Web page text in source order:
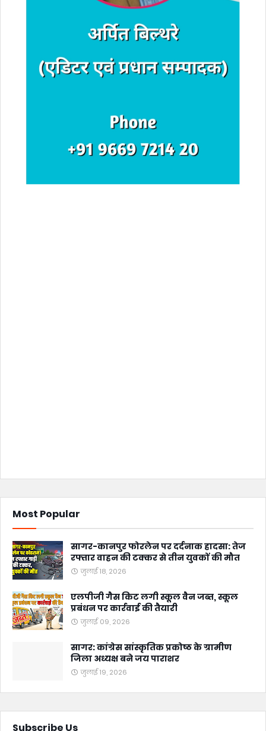
Most Popular
सागर-कानपुर फोरलेन पर दर्दनाक हादसा: तेज
रफ्तार वाहन की टक्कर से तीन युवकों की मौत
जुलाई 18, 2026
एलपीजी गैस किट लगी स्कूल वैन जब्त, स्कूल
प्रबंधन पर कार्रवाई की तैयारी
जुलाई 09, 2026
सागर: कांग्रेस सांस्कृतिक प्रकोष्ठ के ग्रामीण
जिला अध्यक्ष बने जय पाराशर
जुलाई 19, 2026
Subscribe Us